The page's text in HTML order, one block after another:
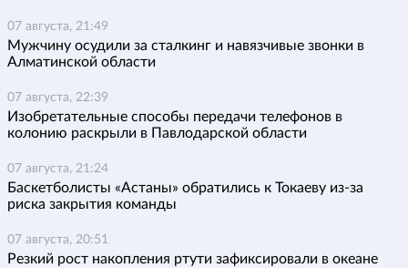
07 августа, 21:49
Мужчину осудили за сталкинг и навязчивые звонки в
Алматинской области
07 августа, 22:39
Изобретательные способы передачи телефонов в
колонию раскрыли в Павлодарской области
07 августа, 21:24
Баскетболисты «Астаны» обратились к Токаеву из-за
риска закрытия команды
07 августа, 20:51
Резкий рост накопления ртути зафиксировали в океане